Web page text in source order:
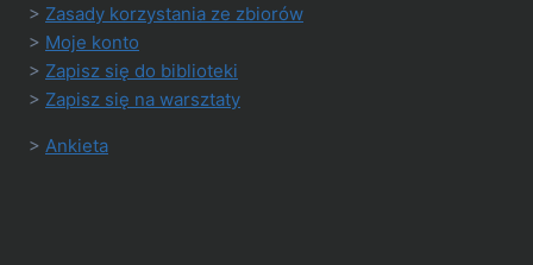
> Zasady korzystania ze zbiorów
> Moje konto
> Zapisz się do biblioteki
> Zapisz się na warsztaty
> Ankieta